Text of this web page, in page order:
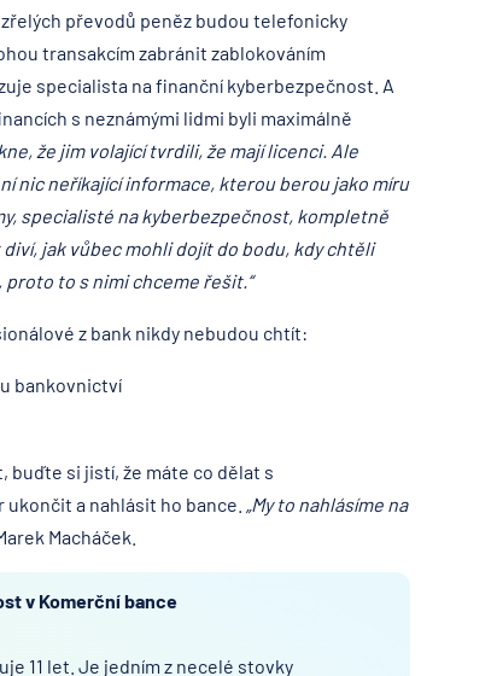
převodů peněz budou telefonicky
transakcím zabránit zablokováním
specialista na finanční kyberbezpečnost. A
s neznámými lidmi byli maximálně
že jim volající tvrdili, že mají licenci. Ale
nic neříkající informace, kterou berou jako míru
specialisté na kyberbezpečnost, kompletně
jak vůbec mohli dojít do bodu, kdy chtěli
proto to s nimi chceme řešit.“
z bank nikdy nebudou chtít:
bankovnictví
buďte si jistí, že máte co dělat s
a nahlásit ho bance. „My to nahlásíme na
Macháček.
v Komerční bance
11 let. Je jedním z necelé stovky